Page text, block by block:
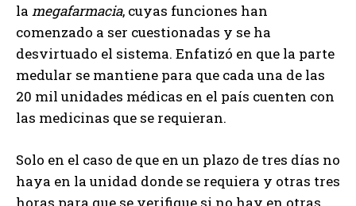
la megafarmacia, cuyas funciones han
comenzado a ser cuestionadas y se ha
desvirtuado el sistema. Enfatizó en que la parte
medular se mantiene para que cada una de las
20 mil unidades médicas en el país cuenten con
las medicinas que se requieran.
Solo en el caso de que en un plazo de tres días no
haya en la unidad donde se requiera y otras tres
horas para que se verifique si no hay en otras